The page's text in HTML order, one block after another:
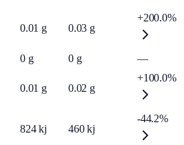
0.01 g 0.03 g
+200.0%
0 g 0 g —
0.01 g 0.02 g
+100.0%
824 kj 460 kj
-44.2%